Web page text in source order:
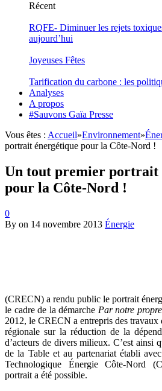
Récent
RQFE- Diminuer les rejets
aujourd’hui
Joyeuses Fêtes
Tarification du carbone : les
Analyses
A propos
#Sauvons Gaïa Presse
Vous êtes : Accueil»Environnement»
portrait énergétique pour la Côte-Nord !
Un tout premier portrait
pour la Côte-Nord !
0
By on 14 novembre 2013 Énergie
(CRECN) a rendu public le portrait
le cadre de la démarche Par notre
2012, le CRECN a entrepris des
régionale sur la réduction de la
d’acteurs de divers milieux. C’est ainsi
de la Table et au partenariat établi
Technologique Énergie Côte-Nord
portrait a été possible.